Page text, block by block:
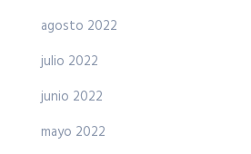
agosto 2022
julio 2022
junio 2022
mayo 2022